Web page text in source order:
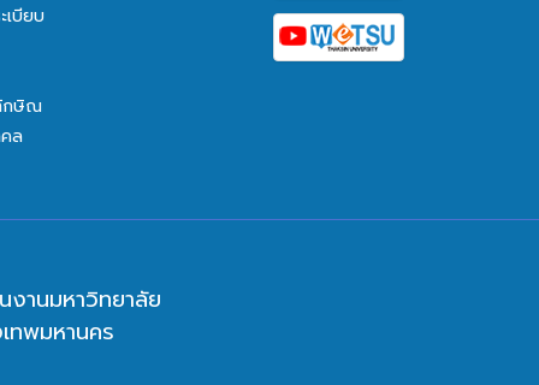
บียบ
กษิณ
ล
งานมหาวิทยาลัย
พมหานคร